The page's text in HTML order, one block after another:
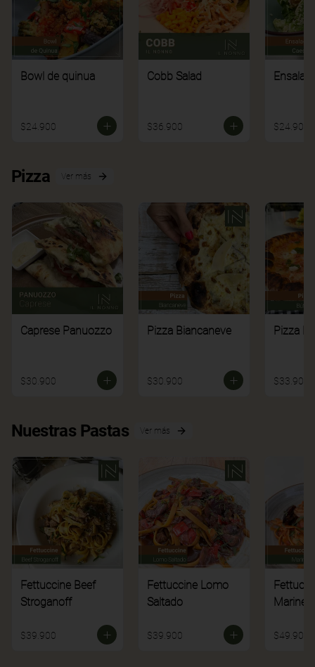
Bowl de quinua
$24.900
Cobb Salad
$36.900 $24.900
Pizza Ver más
Caprese Panuozzo
$30.900
Pizza Biancaneve
$30.900
Pizza
$33.900
Nuestras Pastas Ver más
Fettuccine Beef
Stroganoff
$39.900
Fettuccine Lomo
Saltado
$39.900
Marinera
$49.900